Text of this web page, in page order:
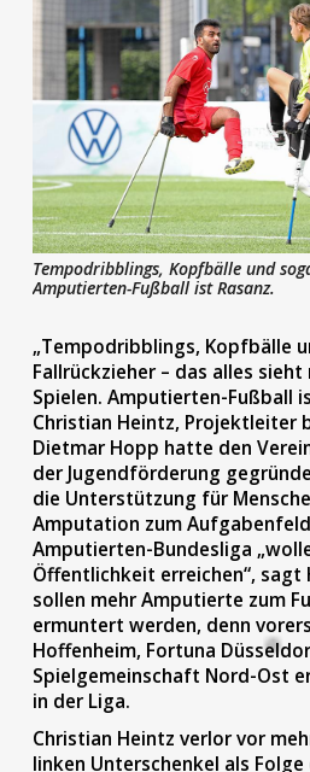
Tempodribblings, Kopfbälle und
Amputierten-Fußball ist Rasanz.
„Tempodribblings, Kopfbälle
Fallrückzieher – das alles sieht
Spielen. Amputierten-Fußball
Christian Heintz, Projektleiter
Dietmar Hopp hatte den
der Jugendförderung
die Unterstützung für
Amputation zum
Amputierten-Bundesliga
Öffentlichkeit erreichen“, sagt
sollen mehr Amputierte zum
ermuntert werden, denn
Hoffenheim, Fortuna
Spielgemeinschaft Nord-Ost
in der Liga.
Christian Heintz verlor vor
linken Unterschenkel als